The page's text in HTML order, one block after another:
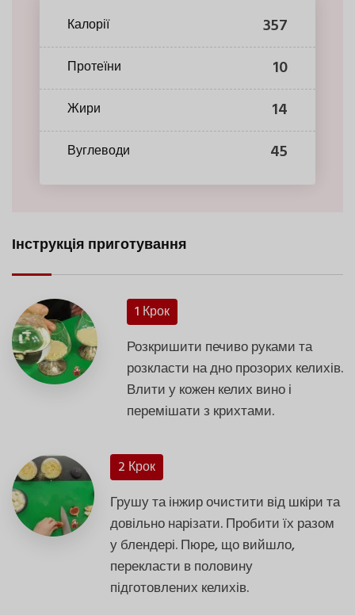
Калорії 357
Протеїни 10
Жири 14
Вуглеводи 45
Інструкція приготування
1 Крок
Розкришити печиво руками та
розкласти на дно прозорих келихів.
Влити у кожен келих вино і
перемішати з крихтами.
2 Крок
Грушу та інжир очистити від шкіри та
довільно нарізати. Пробити їх разом
у блендері. Пюре, що вийшло,
перекласти в половину
підготовлених келихів.